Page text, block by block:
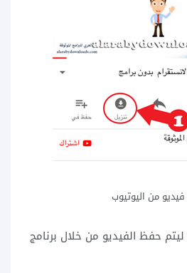
فيديو من اليوتيوب
اختر ++ Save With ليتم حفظ الفيديو من خلال برنامج